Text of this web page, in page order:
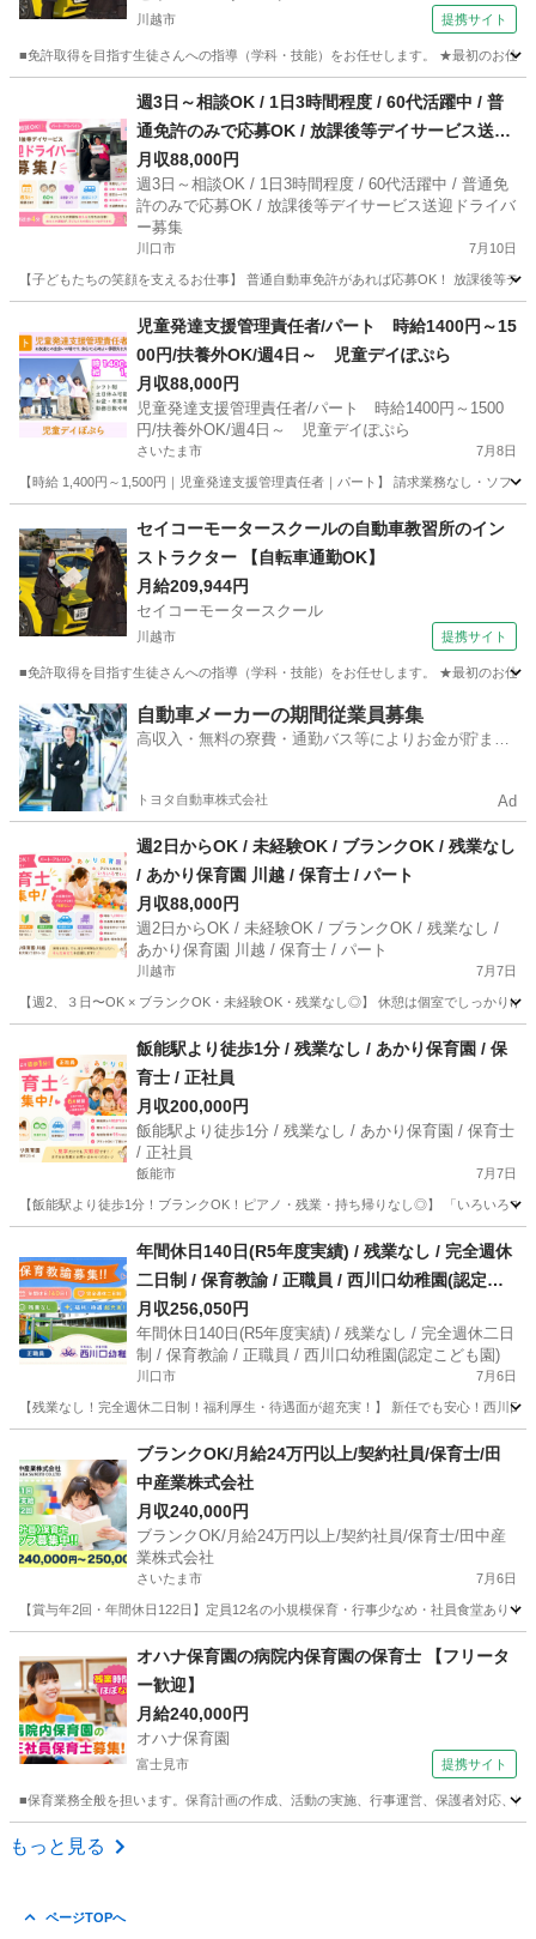
川越市 提携サイト
■免許取得を目指す生徒さんへの指導（学科・技能）をお任せします。 ★最初のお仕
インストラクター
週3日～相談OK / 1日3時間程度 / 60代活躍中 / 普
通免許のみで応募OK / 放課後等デイサービス送迎
ドライバー募集
月収88,000円
週3日～相談OK / 1日3時間程度 / 60代活躍中 / 普通免
許のみで応募OK / 放課後等デイサービス送迎ドライバ
ー募集
川口市 7月10日
【子どもたちの笑顔を支えるお仕事】 普通自動車免許があれば応募OK！ 放課後等
その他 未経験
児童発達支援管理責任者/パート 時給1400円～15
00円/扶養外OK/週4日～ 児童デイぽぷら
月収88,000円
児童発達支援管理責任者/パート 時給1400円～1500
円/扶養外OK/週4日～ 児童デイぽぷら
さいたま市 7月8日
【時給 1,400円～1,500円｜児童発達支援管理責任者｜パート】 請求業務なし・ソフ
さいたま市セイコーモータースクールの自動車教習所のイン
ストラクター 【自転車通勤OK】
月給209,944円
セイコーモータースクール
川越市 提携サイト
■免許取得を目指す生徒さんへの指導（学科・技能）をお任せします。 ★最初のお仕
埼玉 川越市 インストラクター
自動車メーカーの期間従業員募集
高収入・無料の寮費・通勤バス等によりお金が貯まり
トヨタ自動車株式会社 Ad
週2日からOK / 未経験OK / ブランクOK / 残業なし
/ あかり保育園 川越 / 保育士 / パート
月収88,000円
週2日からOK / 未経験OK / ブランクOK / 残業なし /
あかり保育園 川越 / 保育士 / パート
川越市 7月7日
【週2、３日〜OK × ブランクOK・未経験OK・残業なし◎】 休憩は個室でしっかり
保育士
飯能駅より徒歩1分 / 残業なし / あかり保育園 / 保
育士 / 正社員
月収200,000円
飯能駅より徒歩1分 / 残業なし / あかり保育園 / 保育士
/ 正社員
飯能市 7月7日
【飯能駅より徒歩1分！ブランクOK！ピアノ・残業・持ち帰りなし◎】 「いろいろ
保育士 保育園
年間休日140日(R5年度実績) / 残業なし / 完全週休
二日制 / 保育教諭 / 正職員 / 西川口幼稚園(認定こ
ども園)
月収256,050円
年間休日140日(R5年度実績) / 残業なし / 完全週休二日
制 / 保育教諭 / 正職員 / 西川口幼稚園(認定こども園)
川口市 7月6日
【残業なし！完全週休二日制！福利厚生・待遇面が超充実！】 新任でも安心！西川
保育士
ブランクOK/月給24万円以上/契約社員/保育士/田
中産業株式会社
月収240,000円
ブランクOK/月給24万円以上/契約社員/保育士/田中産
業株式会社
さいたま市 7月6日
【賞与年2回・年間休日122日】定員12名の小規模保育・行事少なめ・社員食堂あり
さいたま市 保育士 業務
オハナ保育園の病院内保育園の保育士 【フリータ
ー歓迎】
月給240,000円
オハナ保育園
富士見市 提携サイト
■保育業務全般を担います。保育計画の作成、活動の実施、行事運営、保護者対応、
埼玉 富士見市
もっと見る
ページTOPへ